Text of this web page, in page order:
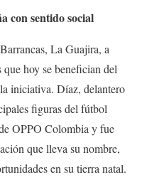
con sentido social
La Guajira, a
hoy se benefician del
iniciativa. Díaz, delantero
figuras del fútbol
OPPO Colombia y fue
que lleva su nombre,
en su tierra natal.